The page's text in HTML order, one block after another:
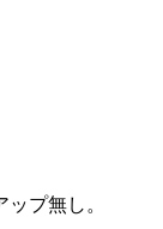
プ無し。